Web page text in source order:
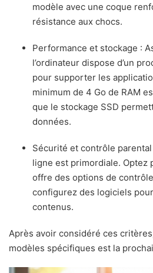
modèle avec une coque
résistance aux chocs.
Performance et stockage :
l’ordinateur dispose d’un
pour supporter les
minimum de 4 Go de RAM
que le stockage SSD
données.
Sécurité et contrôle
ligne est primordiale. Optez
offre des options de
configurez des logiciels
contenus.
Après avoir considéré ces
modèles spécifiques est la